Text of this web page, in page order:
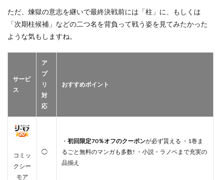
ただ、煉獄の意志を継いで最終決戦前には「柱」に、もしくは
「次期柱候補」などの二つ名を背負って戦う姿を見てみたかった
ような気もしますね。
サービ
ス
ア
プ
リ
対
応
おすすめポイント
コミッ
クシー
モア
◯
・ 初回限定70％オフのクーポンが必ず貰える ・1巻ま
るごと無料のマンガも多数! ・小説・ラノベまで充実の
品揃え